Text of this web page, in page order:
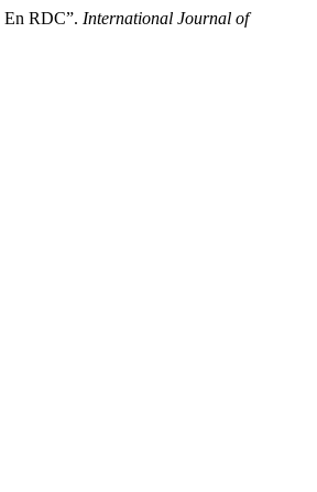
RDC”. International Journal of